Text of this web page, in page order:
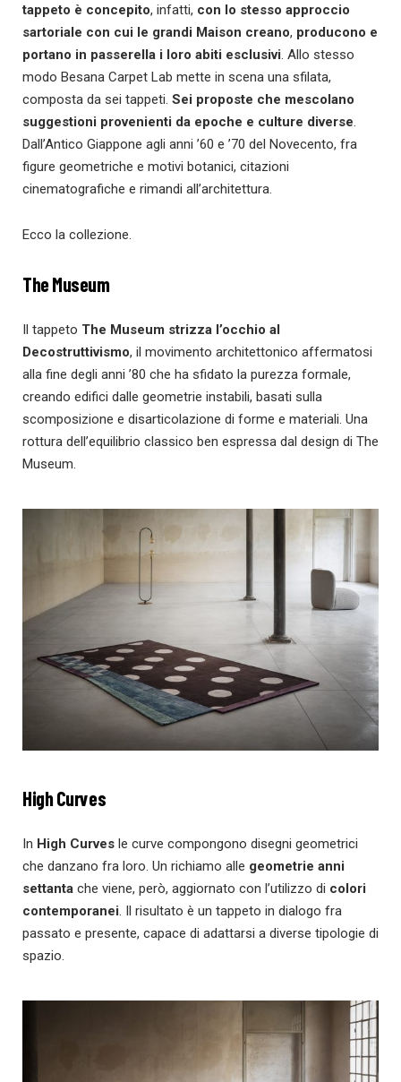
tappeto è concepito, infatti, con lo stesso approccio
sartoriale con cui le grandi Maison creano, producono e
portano in passerella i loro abiti esclusivi. Allo stesso
modo Besana Carpet Lab mette in scena una sfilata,
composta da sei tappeti. Sei proposte che mescolano
suggestioni provenienti da epoche e culture diverse.
Dall’Antico Giappone agli anni ’60 e ’70 del Novecento, fra
figure geometriche e motivi botanici, citazioni
cinematografiche e rimandi all’architettura.
Ecco la collezione.
The Museum
Il tappeto The Museum strizza l’occhio al
Decostruttivismo, il movimento architettonico affermatosi
alla fine degli anni ’80 che ha sfidato la purezza formale,
creando edifici dalle geometrie instabili, basati sulla
scomposizione e disarticolazione di forme e materiali. Una
rottura dell’equilibrio classico ben espressa dal design di The
Museum.
High Curves
In High Curves le curve compongono disegni geometrici
che danzano fra loro. Un richiamo alle geometrie anni
settanta che viene, però, aggiornato con l’utilizzo di colori
contemporanei. Il risultato è un tappeto in dialogo fra
passato e presente, capace di adattarsi a diverse tipologie di
spazio.